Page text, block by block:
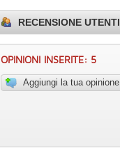
RECENSIONE UTENTI
OPINIONI INSERITE: 5
Aggiungi la tua opinione